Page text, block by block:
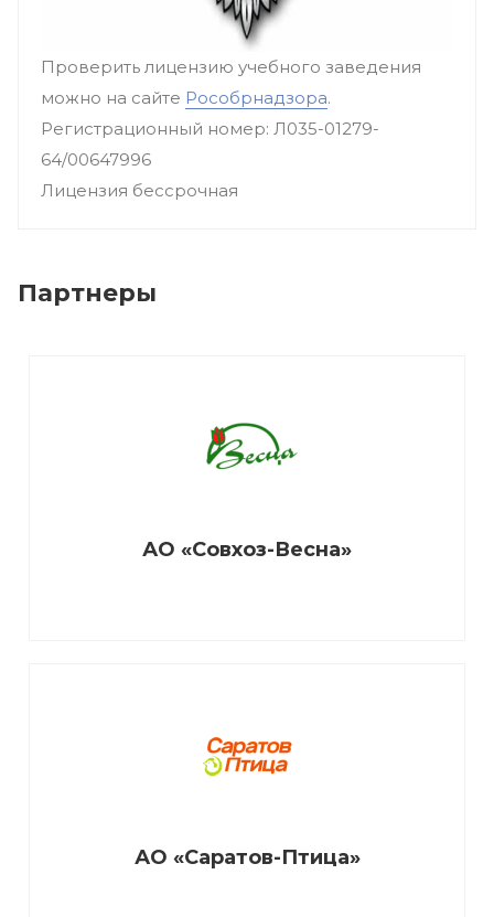
Проверить лицензию учебного заведения
можно на сайте Рособрнадзора.
Регистрационный номер: Л035-01279-
64/00647996
Лицензия бессрочная
Партнеры
АО «Совхоз-Весна»
АО «Саратов-Птица»